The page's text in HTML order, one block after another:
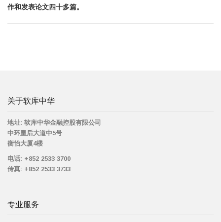
作和发表论文四十多篇。
关于软库中华
地址: 软库中华金融控股有限公司
中环皇后大道中5号
衡怡大厦4楼
电话: +852 2533 3700
传真: +852 2533 3733
专业服务